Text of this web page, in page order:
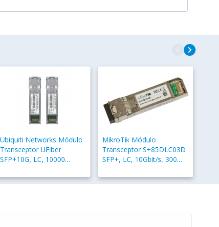
navigate_beforenavigate_next
Ubiquiti Networks Módulo
Transceptor UFiber
SFP+10G, LC, 10000
Piezas
MikroTik Módulo
Transceptor S+85DLC03D
SFP+, LC, 10Gbit/s, 300